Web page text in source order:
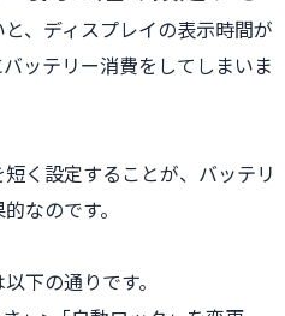
、ディスプレイの表示時間が
ッテリー消費をしてしまいま
く設定することが、バッテリ
なのです。
下の通りです。